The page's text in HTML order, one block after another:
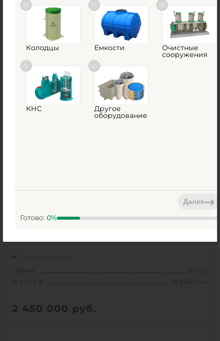
Емкость Rodlex ЕДВП 80
Есть в наличии
Объем:
80 м3
Д х Ш х В:
11.5х3х3.1 м
Вес:
2 000 000руб.
Есть в наличии
Объем:
80 м3
Д х Ш х В:
11.8х3х3.1 м
2 450 000 руб.
Колодцы Емкости Очистные
сооружения
КНС Другое
оборудование
Готово: 0%
Далее